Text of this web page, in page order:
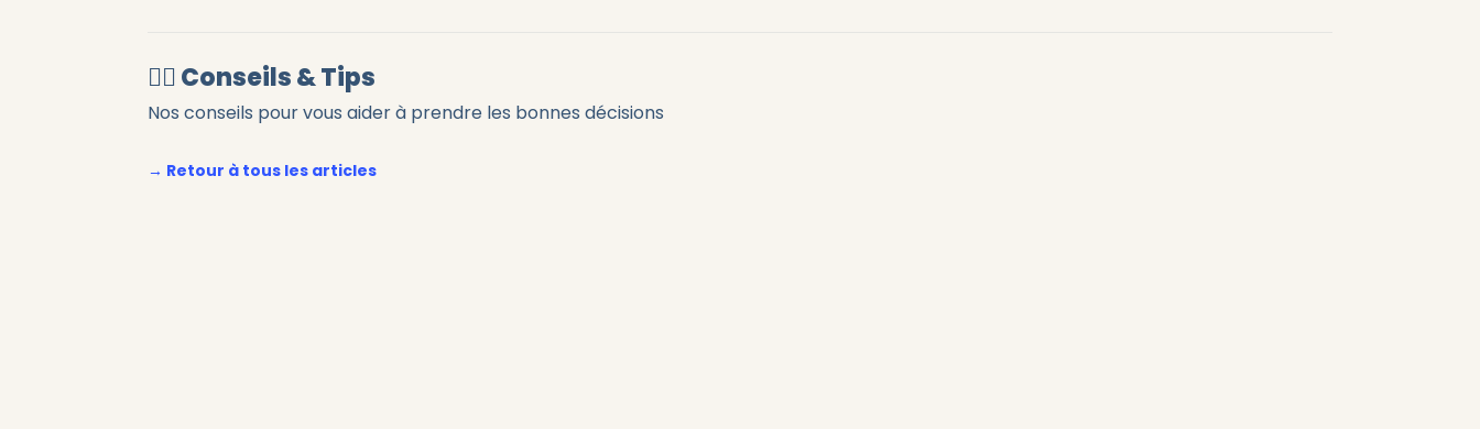
👌🏻 Conseils & Tips
Nos conseils pour vous aider à prendre les bonnes décisions
→ Retour à tous les articles